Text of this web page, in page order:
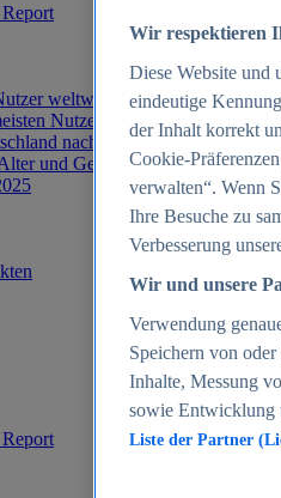
weltweit 2012-2025
Nutzern weltweit 2025
nach Generationen 2025
und Geschlecht in Deutschland
Wir respektieren
Diese Website und
eindeutige
der Inhalt korrekt
Cookie-
verwalten“. Wenn
Ihre Besuche zu
Verbesserung
Wir und unsere
Verwendung
Speichern von
Inhalte, Messung
sowie Entwicklung
Liste der Partner